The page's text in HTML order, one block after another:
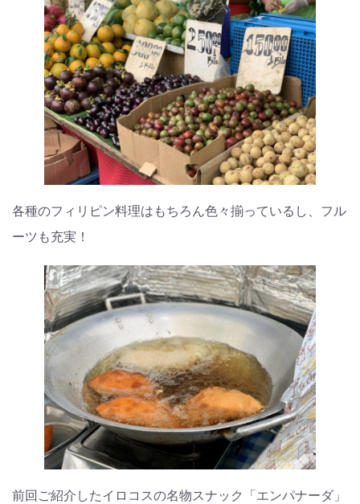
各種のフィリピン料理はもちろん色々揃っているし、フル
ーツも充実！
前回ご紹介したイロコスの名物スナック「エンパナーダ」